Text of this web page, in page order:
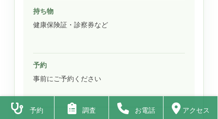
持ち物
健康保険証・診察券など
予約
事前にご予約ください
予約 調査 お電話 アクセス